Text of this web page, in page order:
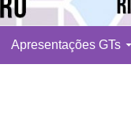
Apresentações GTs